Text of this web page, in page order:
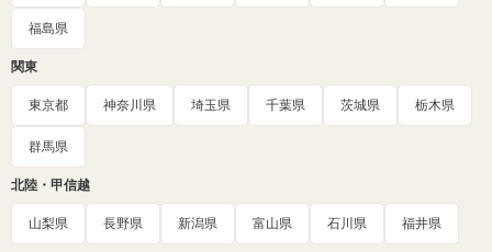
福島県
関東
東京都 神奈川県 埼玉県 千葉県 茨城県 栃木県
群馬県
北陸・甲信越
山梨県 長野県 新潟県 富山県 石川県 福井県